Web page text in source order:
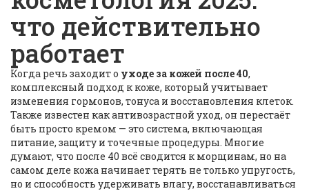
что действительно
работает
Когда речь заходит о уходе за кожей после 40,
комплексный подход к коже, который учитывает
изменения гормонов, тонуса и восстановления клеток.
Также известен какантивозрастной уход, он перестаёт
быть просто кремом — это система, включающая
питание, защиту и точечные процедуры. Многие
думают, что после 40 всё сводится к морщинам, но на
самом деле кожа начинает терять не только упругость,
но и способность удерживать влагу, восстанавливаться